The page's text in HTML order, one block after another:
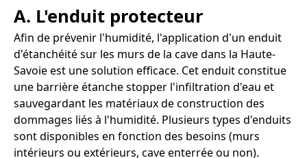
A. L'enduit protecteur
Afin de prévenir l'humidité, l'application d'un enduit
d'étanchéité sur les murs de la cave dans la Haute-
Savoie est une solution efficace. Cet enduit constitue
une barrière étanche stopper l'infiltration d'eau et
sauvegardant les matériaux de construction des
dommages liés à l'humidité. Plusieurs types d'enduits
sont disponibles en fonction des besoins (murs
intérieurs ou extérieurs, cave enterrée ou non).